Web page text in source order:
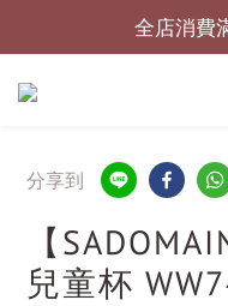
全店消費
全店消費
全店消
分享到
【
兒童杯